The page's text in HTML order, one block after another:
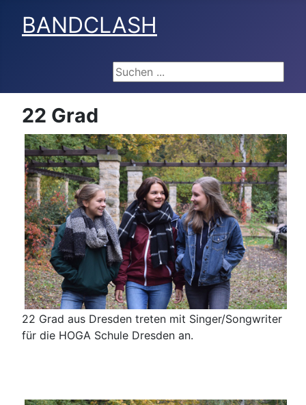
BANDCLASH
Suchen ...
22 Grad
22 Grad aus Dresden treten mit Singer/Songwriter
für die HOGA Schule Dresden an.